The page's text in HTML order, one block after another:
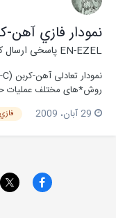
نمودار فازي آهن-
EN-EZELپاسخی ارسال
روش*های مختلف عملیات
چدن*ها و... را بررسی کرد.
بیشتری دارد، قسمت آهن-
29 آبان، 2009 فازي